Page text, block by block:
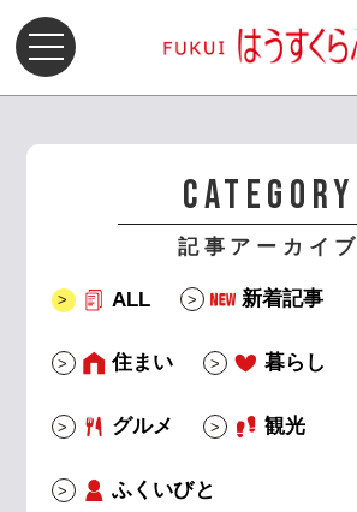
CATEGORY
記事アーカイブ
ALL 新着記事
住まい 暮らし
グルメ 観光
ふくいびと